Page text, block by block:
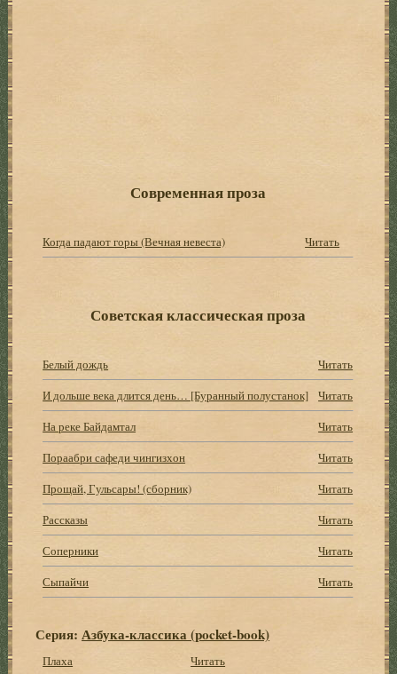
Современная проза
Когда падают горы (Вечная невеста) Читать
Советская классическая проза
Белый дождь
Читать
И дольше века длится день… [Буранный полустанок]
Читать
На реке Байдамтал
Читать
Пораабри сафеди чингизхон
Читать
Прощай, Гульсары! (сборник)
Читать
Рассказы
Читать
Соперники
Читать
Сыпайчи
Читать
Серия:Азбука-классика (pocket-book)
Плаха Читать